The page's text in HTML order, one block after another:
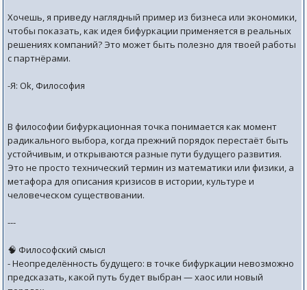
Хочешь, я приведу наглядный пример из бизнеса или экономики,
чтобы показать, как идея бифуркации применяется в реальных
решениях компаний? Это может быть полезно для твоей работы
с партнёрами.
-Я: Ok, Философия
В философии бифуркационная точка понимается как момент
радикального выбора, когда прежний порядок перестаёт быть
устойчивым, и открываются разные пути будущего развития.
Это не просто технический термин из математики или физики, а
метафора для описания кризисов в истории, культуре и
человеческом существовании.
---
🧠 Философский смысл
- Неопределённость будущего: в точке бифуркации невозможно
предсказать, какой путь будет выбран — хаос или новый